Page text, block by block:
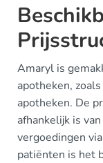
Amaryl is
apotheken,
apotheken. De
afhankelijk is
vergoedingen
patiënten is het